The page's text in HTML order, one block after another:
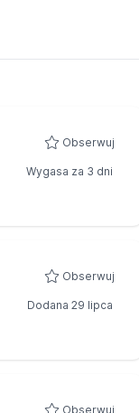
Obserwuj
Wygasa za 3 dni
Obserwuj
Dodana 29 lipca
Obserwuj